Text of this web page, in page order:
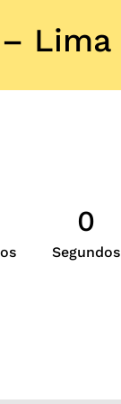
Lima
0
Segundos